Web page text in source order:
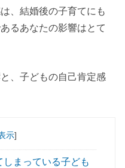
、結婚後の子育てにも
るあなたの影響はとて
、子どもの自己肯定感
示]
まっている子ども